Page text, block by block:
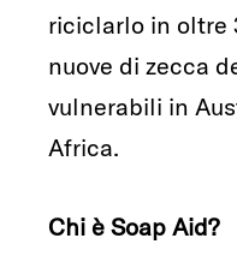
riciclarlo in oltre
nuove di zecca
vulnerabili in
Africa.
Chi è Soap Aid?